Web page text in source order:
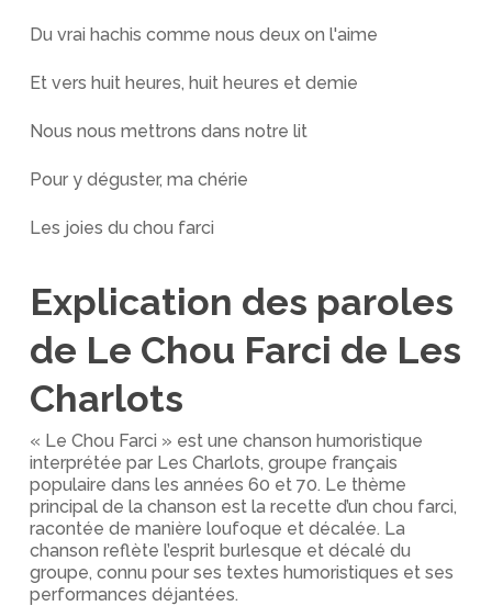
Du vrai hachis comme nous deux on l'aime
Et vers huit heures, huit heures et demie
Nous nous mettrons dans notre lit
Pour y déguster, ma chérie
Les joies du chou farci
Explication des paroles
de Le Chou Farci de Les
Charlots
« Le Chou Farci » est une chanson humoristique
interprétée par Les Charlots, groupe français
populaire dans les années 60 et 70. Le thème
principal de la chanson est la recette d’un chou farci,
racontée de manière loufoque et décalée. La
chanson reflète l’esprit burlesque et décalé du
groupe, connu pour ses textes humoristiques et ses
performances déjantées.